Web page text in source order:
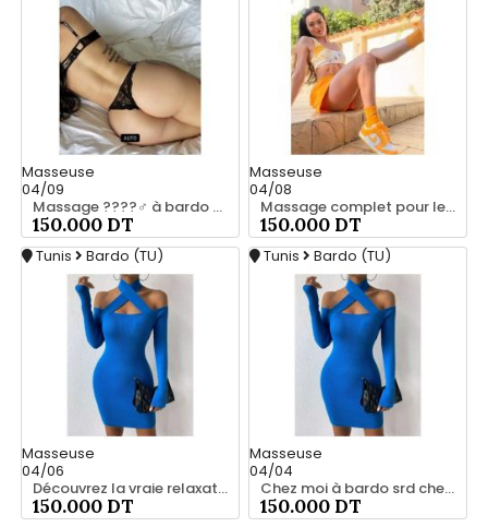
Masseuse
04/09
Massage ????‍♂️ à bardo srd chez moi privé 55066248
150.000 DT
Masseuse
04/08
Massage complet pour les hommes srd chez moi à bardo 55066248
150.000 DT
Tunis Bardo (TU)
Masseuse
04/06
Découvrez la vraie relaxation pour les hommes srd 20466285
150.000 DT
Tunis Bardo (TU)
Masseuse
04/04
Chez moi à bardo srd chez moi 55066248
150.000 DT